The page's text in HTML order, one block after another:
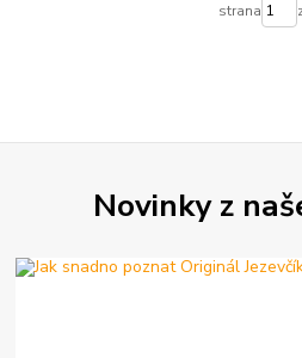
strana
Novinky z